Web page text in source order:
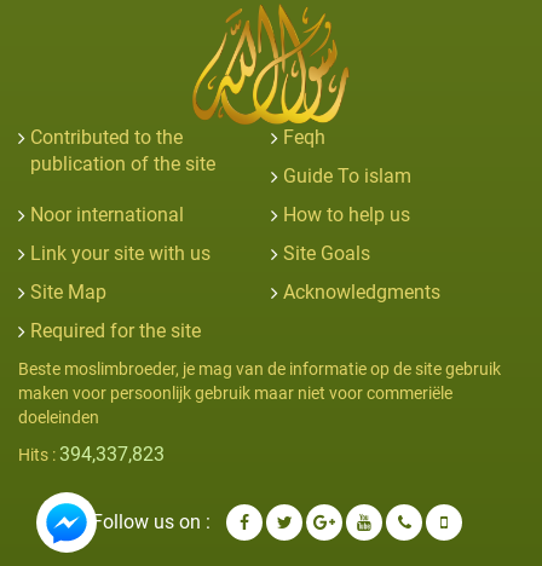
Contributed to the
publication of the site
Feqh
Guide To islam
Noor international
How to help us
Link your site with us
Site Goals
Site Map
Acknowledgments
Required for the site
Beste moslimbroeder, je mag van de informatie op de site gebruik
maken voor persoonlijk gebruik maar niet voor commeriële
doeleinden
Hits : 394,337,823
Follow us on :